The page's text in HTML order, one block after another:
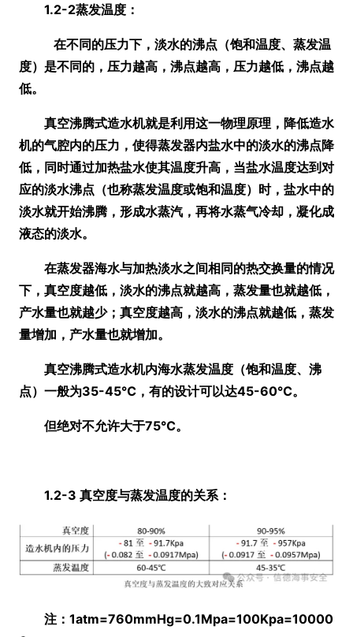
1.2-2蒸发温度：
在不同的压力下，淡水的沸点 （饱和温度、蒸发温
度） 是不同的，压力越高，沸点越高，压力越低，沸点越
低。
真空沸腾式造水机就是利用这一物理原理，降低造水
机的气腔内的压力，使得蒸发器内盐水中的淡水的沸点降
低，同时通过加热盐水使其温度升高，当盐水温度达到对
应的淡水沸点 （也称蒸发温度或饱和温度） 时，盐水中的
淡水就开始沸腾，形成水蒸汽，再将水蒸气冷却，凝化成
液态的淡水。
在蒸发器海水与加热淡水之间相同的热交换量的情况
下，真空度越低，淡水的沸点就越高，蒸发量也就越低，
产水量也就越少；真空度越高，淡水的沸点就越低，蒸发
量增加，产水量也就增加。
真空沸腾式造水机内海水蒸发温度 （饱和温度、沸
点） 一般为35-45℃，有的设计可以达45-60℃。
但绝对不允许大于75℃。
1.2-3 真空度与蒸发温度的关系：
注：1atm=760mmHg=0.1Mpa=100Kpa=10000